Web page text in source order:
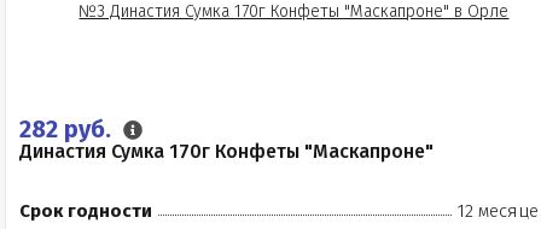
282 руб.
Династия Сумка 170г Конфеты "Маскапроне"
Срок годности
12